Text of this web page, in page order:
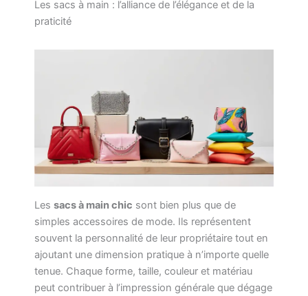
Les sacs à main : l’alliance de l’élégance et de la
praticité
Les sacs à main chic sont bien plus que de
simples accessoires de mode. Ils représentent
souvent la personnalité de leur propriétaire tout en
ajoutant une dimension pratique à n’importe quelle
tenue. Chaque forme, taille, couleur et matériau
peut contribuer à l’impression générale que dégage